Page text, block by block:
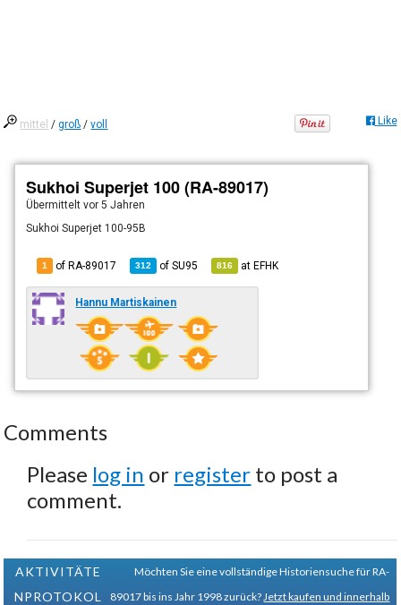
mittel /groß /voll Like
Sukhoi Superjet 100 (RA-89017)
Übermitteltvor 5 Jahren
Sukhoi Superjet 100-95B
1 of RA-89017 312 ofSU95 816 atEFHK
Hannu Martiskainen
Comments
Please log in or register to post a
comment.
AKTIVITÄTE
NPROTOKOL
Möchten Sie eine vollständige Historiensuche für RA-
89017 bis ins Jahr 1998 zurück? Jetzt kaufen und innerhalb